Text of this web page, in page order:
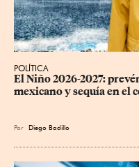
POLÍTICA
El Niño 2026-2027:
mexicano y sequía en el
Por Diego Badillo